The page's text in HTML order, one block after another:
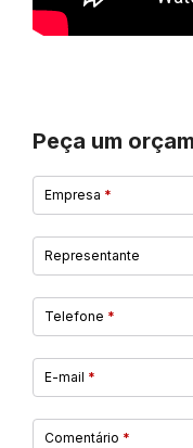
Peça um
Empresa *
Representante
Telefone *
E-mail *
Comentário *